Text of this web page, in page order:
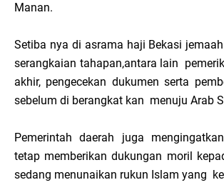
Manan.
Setiba nya di asrama haji Bekasi
serangkaian tahapan,antara lain
akhir, pengecekan dukumen serta
sebelum di berangkat kan menuju Arab
Pemerintah daerah juga
tetap memberikan dukungan moril
sedang menunaikan rukun Islam yang